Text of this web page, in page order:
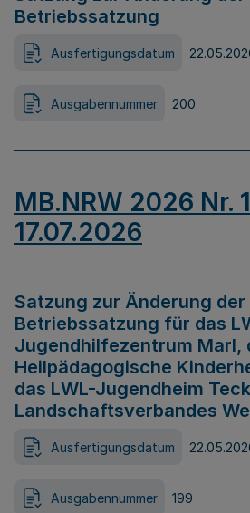
Betriebssatzung
Ausfertigungsdatum
Ausgabennummer 200
MB.NRW 2026 Nr.
17.07.2026
Satzung zur Änderung der
Betriebssatzung für das
Jugendhilfezentrum Marl,
Heilpädagogische
das LWL-Jugendheim
Landschaftsverbandes
Ausfertigungsdatum
Ausgabennummer 199